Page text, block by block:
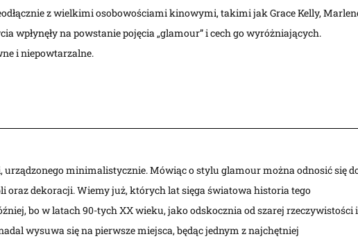
z wielkimi osobowościami kinowymi, takimi jak Grace Kelly,
wpłynęły na powstanie pojęcia „glamour” i cech go wyróżniających.
i niepowtarzalne.
minimalistycznie. Mówiąc o stylu glamour można odnosić się
oraz dekoracji. Wiemy już, których lat sięga światowa historia tego
bo w latach 90-tych XX wieku, jako odskocznia od szarej rzeczywistości i
wysuwa się na pierwsze miejsca, będąc jednym z najchętniej